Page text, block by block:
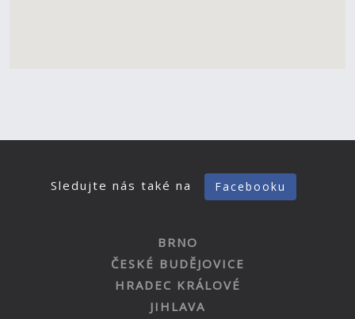
Sledujte nás také na Facebooku
BRNO
ČESKÉ BUDĚJOVICE
HRADEC KRÁLOVÉ
JIHLAVA